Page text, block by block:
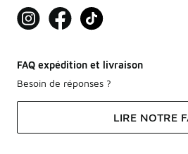
FAQ expédition et livraison
Besoin de réponses ?
LIRE NOTRE